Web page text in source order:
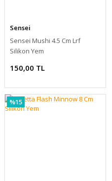
Sensei
Sensei Mushi 4.5 Cm Lrf
Silikon Yem
150,00 TL
%15